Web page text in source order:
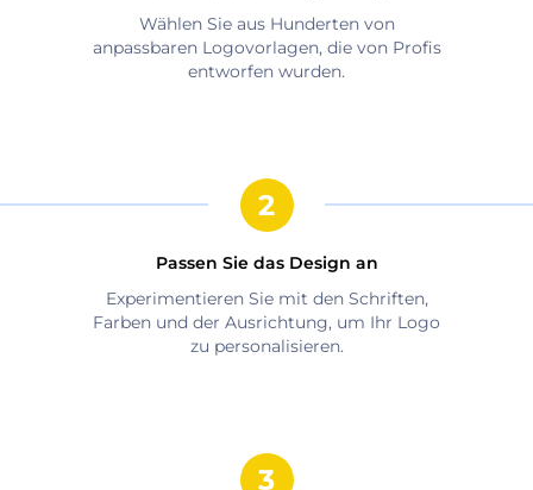
Wählen Sie aus Hunderten von
anpassbaren Logovorlagen, die von Profis
entworfen wurden.
Passen Sie das Design an
Experimentieren Sie mit den Schriften,
Farben und der Ausrichtung, um Ihr Logo
zu personalisieren.